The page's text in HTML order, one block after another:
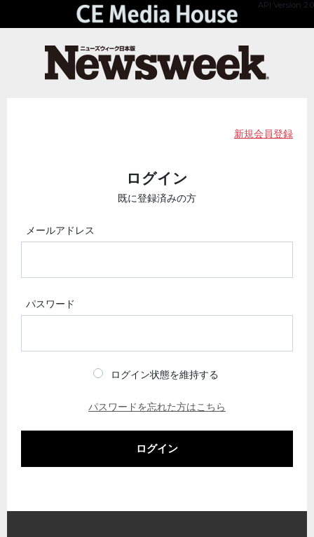
API Version 2.0
新規会員登録
ログイン
既に登録済みの方
メールアドレス
パスワード
ログイン状態を維持する
パスワードを忘れた方はこちら
ログイン